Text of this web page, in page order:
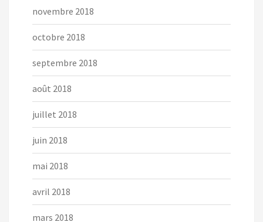
novembre 2018
octobre 2018
septembre 2018
août 2018
juillet 2018
juin 2018
mai 2018
avril 2018
mars 2018